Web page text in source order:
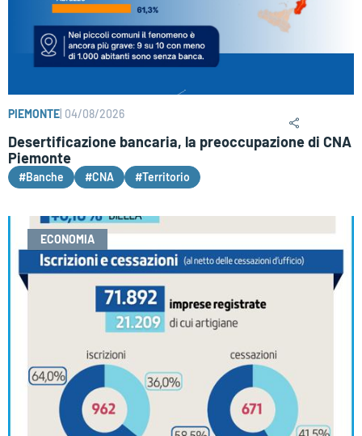
PIEMONTE 04/08/2026
Desertificazione bancaria, la preoccupazione di CNA
Piemonte
#Banche #CNA #Territorio
ECONOMIA